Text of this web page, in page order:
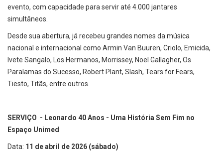
evento, com capacidade para servir até 4.000 jantares
simultâneos.
Desde sua abertura, já recebeu grandes nomes da música
nacional e internacional como Armin Van Buuren, Criolo, Emicida,
Ivete Sangalo, Los Hermanos, Morrissey, Noel Gallagher, Os
Paralamas do Sucesso, Robert Plant, Slash, Tears for Fears,
Tiësto, Titãs, entre outros.
SERVIÇO - Leonardo 40 Anos - Uma História Sem Fim no
Espaço Unimed
Data: 11 de abril de 2026 (sábado)